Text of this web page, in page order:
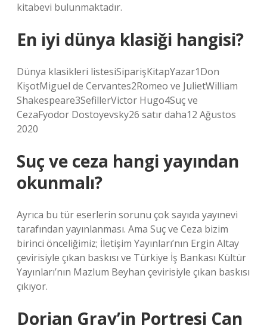
kitabevi bulunmaktadır.
En iyi dünya klasiği hangisi?
Dünya klasikleri listesiSiparişKitapYazar1Don
KişotMiguel de Cervantes2Romeo ve JulietWilliam
Shakespeare3SefillerVictor Hugo4Suç ve
CezaFyodor Dostoyevsky26 satır daha12 Ağustos
2020
Suç ve ceza hangi yayından
okunmalı?
Ayrıca bu tür eserlerin sorunu çok sayıda yayınevi
tarafından yayınlanması. Ama Suç ve Ceza bizim
birinci önceliğimiz; İletişim Yayınları’nın Ergin Altay
çevirisiyle çıkan baskısı ve Türkiye İş Bankası Kültür
Yayınları’nın Mazlum Beyhan çevirisiyle çıkan baskısı
çıkıyor.
Dorian Gray’in Portresi Can